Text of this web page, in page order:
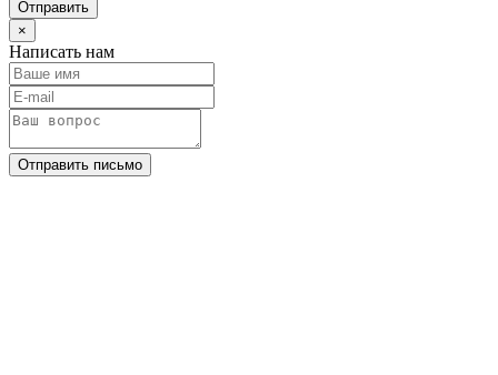
Отправить
×
Написать нам
Отправить письмо